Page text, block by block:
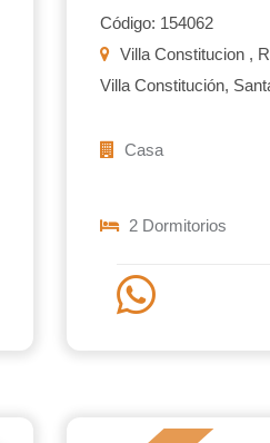
Código: 154062
Villa Constitucion ,
Villa Constitución,
Casa
2 Dormitorios